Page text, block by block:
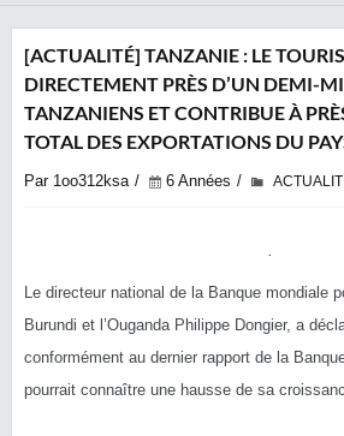
[ACTUALITÉ] TANZANIE : LE
DIRECTEMENT PRÈS D’UN DEMI-
TANZANIENS ET CONTRIBUE À
TOTAL DES EXPORTATIONS DU
Par 1oo312ksa 6 Années
Le directeur national de la Banque mondiale
Burundi et l’Ouganda Philippe Dongier, a
conformément au dernier rapport de la
pourrait connaître une hausse de sa